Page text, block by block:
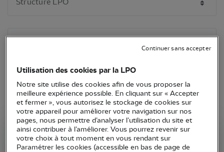
LPO Poitou-Charentes LPO France
Utilisation des cookies par la LPO
Notre site utilise des cookies afin de vous proposer la
meilleure expérience possible. En cliquant sur « Accepter
et fermer », vous autorisez le stockage de cookies sur
votre appareil pour améliorer votre navigation sur nos
pages, nous permettre d’analyser l’utilisation du site et
ainsi contribuer à l’améliorer. Vous pourrez revenir sur
votre choix à tout moment en vous rendant sur
Paramétrer les cookies (accessible en bas de page de
Continuer sans accepter